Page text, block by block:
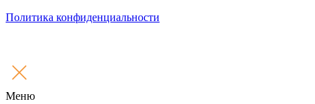
Политика конфиденциальности
Меню